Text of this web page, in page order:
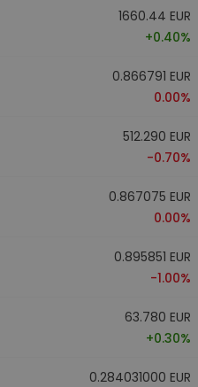
1660.44 EUR
+0.40%
0.866791 EUR
0.00%
512.290 EUR
-0.70%
0.867075 EUR
0.00%
0.895851 EUR
-1.00%
63.780 EUR
+0.30%
0.284031000 EUR